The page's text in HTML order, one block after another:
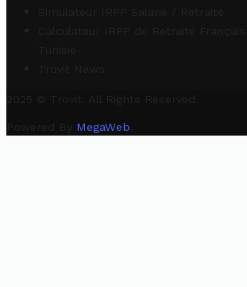
Simulateur IRPP Salarié / Retraité
Calculateur IRPP de Retraité Français
Tunisie
Trovit News
2025 © Trovit. All Rights Reserved.
Powered By MegaWeb